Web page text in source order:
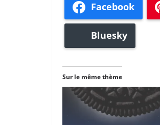
Facebook
Bluesky
Sur le même thème